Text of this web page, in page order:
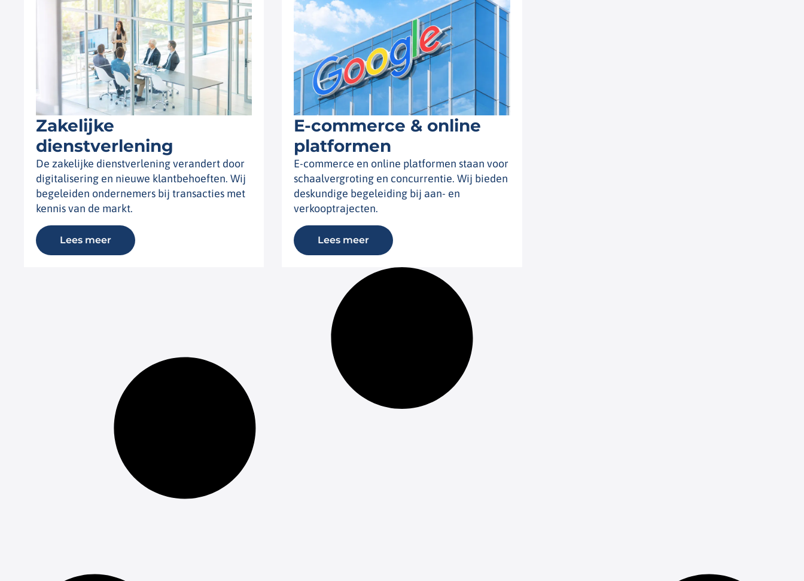
Zakelijke
dienstverlening
De zakelijke dienstverlening verandert door
digitalisering en nieuwe klantbehoeften. Wij
begeleiden ondernemers bij transacties met
kennis van de markt.
Lees meer
E-commerce & online
platformen
E-commerce en online platformen staan voor
schaalvergroting en concurrentie. Wij bieden
deskundige begeleiding bij aan- en
verkooptrajecten.
Lees meer